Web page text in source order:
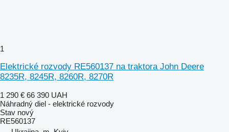
1
Elektrické rozvody RE560137 na traktora John Deere
8235R, 8245R, 8260R, 8270R
1 290 € 66 390 UAH
Náhradný diel - elektrické rozvody
Stav nový
RE560137